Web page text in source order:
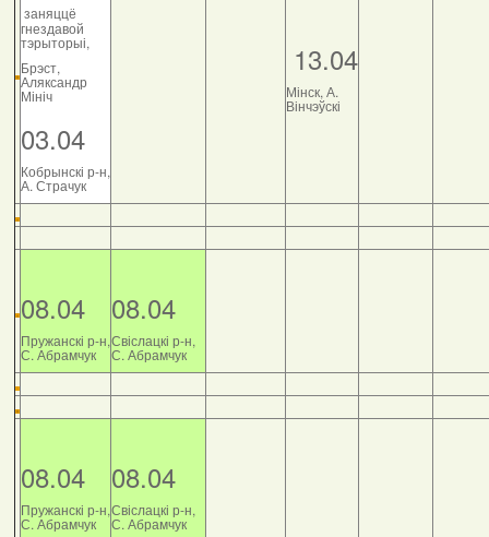
заняццё
гнездавой
тэрыторыі,
Брэст,
Аляксандр
Мініч
03.04
Кобрынскі р-н,
А. Страчук
13.04
Мінск, А.
Вінчэўскі
08.04
Пружанскі р-н,
С. Абрамчук
08.04
Свіслацкі р-н,
С. Абрамчук
08.04
Пружанскі р-н,
С. Абрамчук
08.04
Свіслацкі р-н,
С. Абрамчук